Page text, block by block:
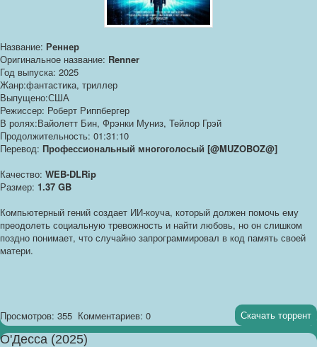
Название: Реннер
Оригинальное название: Renner
Год выпуска: 2025
Жанр:фантастика, триллер
Выпущено:США
Режиссер: Роберт Риппбергер
В ролях:Вайолетт Бин, Фрэнки Муниз, Тейлор Грэй
Продолжительность: 01:31:10
Перевод: Профессиональный многоголосый [@MUZOBOZ@]
Качество: WEB-DLRip
Размер: 1.37 GB
Компьютерный гений создает ИИ-коуча, который должен помочь ему
преодолеть социальную тревожность и найти любовь, но он слишком
поздно понимает, что случайно запрограммировал в код память своей
матери.
Просмотров: 355 Комментариев: 0 Скачать торрент
О'Десса (2025)